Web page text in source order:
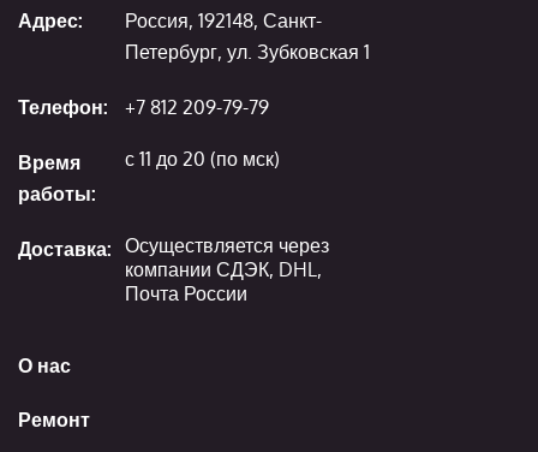
О нас
Ремонт
Адрес:
Россия, 192148, Санкт-
Петербург, ул. Зубковская 1
Телефон: +7 812 209-79-79
Время
работы:
с 11 до 20 (по мск)
Доставка: Осуществляется через
компании СДЭК, DHL,
Почта России